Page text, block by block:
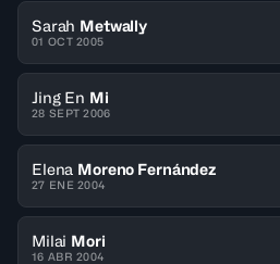
Sarah Metwally
01 OCT 2005
Jing En Mi
28 SEPT 2006
Elena Moreno Fernández
27 ENE 2004
Milai Mori
16 ABR 2004